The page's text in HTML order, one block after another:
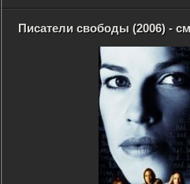
Писатели свободы (2006) -